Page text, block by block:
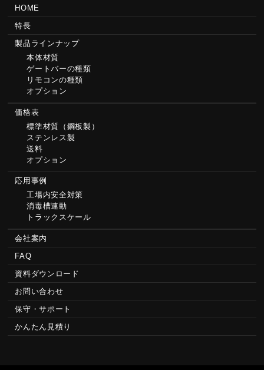
HOME
特長
製品ラインナップ
本体材質
ゲートバーの種類
リモコンの種類
オプション
価格表
標準材質（鋼板製）
ステンレス製
送料
オプション
応用事例
工場内安全対策
消毒槽連動
トラックスケール
会社案内
FAQ
資料ダウンロード
お問い合わせ
保守・サポート
かんたん見積り